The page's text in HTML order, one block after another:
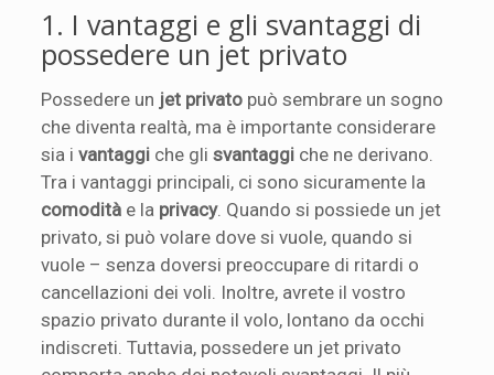
1. I vantaggi e gli svantaggi di
possedere un jet privato
Possedere un jet privato può sembrare un sogno
che diventa realtà, ma è importante considerare
sia ivantaggi che glisvantaggi che ne derivano.
Tra i vantaggi principali, ci sono sicuramente la
comodità e la privacy. Quando si possiede un jet
privato, si può volare dove si vuole, quando si
vuole – senza doversi preoccupare di ritardi o
cancellazioni dei voli. Inoltre, avrete il vostro
spazio privato durante il volo, lontano da occhi
indiscreti. Tuttavia, possedere un jet privato